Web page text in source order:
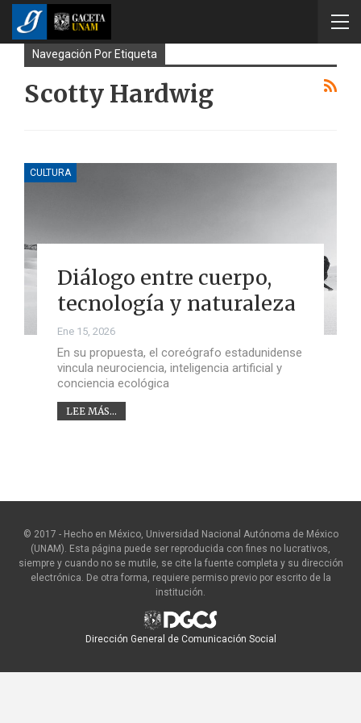
Navegación Por Etiqueta
Scotty Hardwig
CULTURA
Diálogo entre cuerpo,
tecnología y naturaleza
Ene 15, 2026
En su propuesta, el coreógrafo estadunidense
vincula neurociencia, inteligencia artificial y
conciencia ecológica
LEE MÁS...
© 2017 - Hecho en México, Universidad Nacional Autónoma de México
(UNAM). Esta página puede ser reproducida con fines no lucrativos,
siempre y cuando no se mutile, se cite la fuente completa y su dirección
electrónica. De otra forma, requiere permiso previo por escrito de la
institución.
Dirección General de Comunicación Social